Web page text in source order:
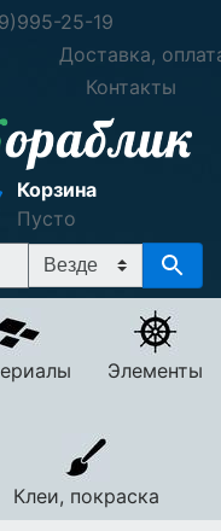
25-19
Доставка,
Контакты
Корзина
Пусто
Элементы
Клеи, покраска